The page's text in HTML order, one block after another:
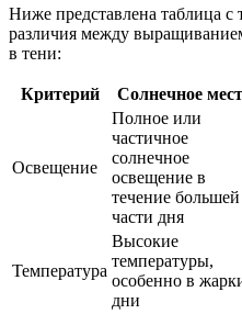
Ниже представлена таблица
различия между
в тени:
Критерий Солнечное
Освещение
Полное или
частичное
солнечное
освещение в
течение большей
части дня
Температура
Высокие
температуры,
особенно в
дни